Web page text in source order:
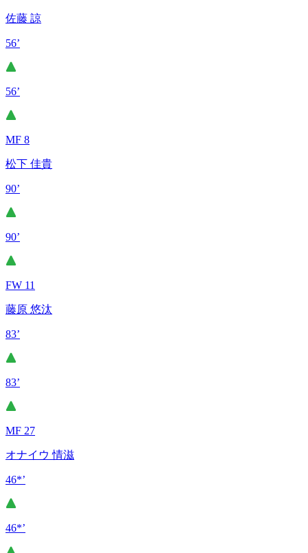
佐藤 諒
56’
56’
MF 8
松下 佳貴
90’
90’
FW 11
藤原 悠汰
83’
83’
MF 27
オナイウ 情滋
46*’
46*’